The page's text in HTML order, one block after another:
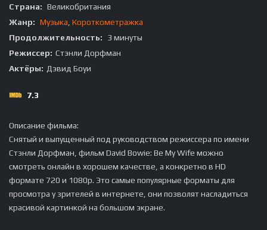
Страна: Великобритания
Жанр: Музыка Короткометражка
Продолжительность:
3 минуты
Режиссер: Стэнли Дорфман
Актёры: Дэвид Боуи
7.3
Описание фильма:
Снятый и выпущенный под руководством режиссера по имени
Стэнли Дорфман, фильм David Bowie: Be My Wife можно
смотреть онлайн в хорошем качестве, а конкретно в HD
формате 720 и 1080p. Это самые популярные форматы для
просмотра у зрителей в интернете, они позволят насладиться
красивой картинкой на большом экране.